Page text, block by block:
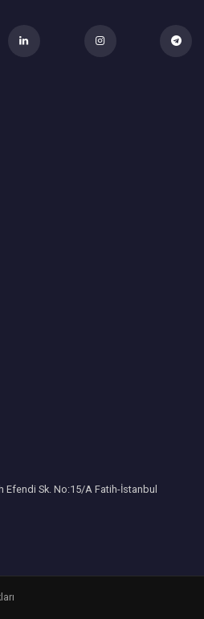
Efendi Sk. No:15/A Fatih-İstanbul